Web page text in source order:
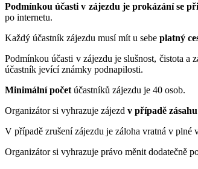
Podmínkou účasti v zájezdu je prokázání se
po internetu.
Každý účastník zájezdu musí mít u sebe platný
Podmínkou účasti v zájezdu je slušnost, čistota a
účastník jevící známky podnapilosti.
Minimální počet účastníků zájezdu je 40 osob.
Organizátor si vyhrazuje zájezd v případě
V případě zrušení zájezdu je záloha vratná v
Organizátor si vyhrazuje právo měnit dodatečně